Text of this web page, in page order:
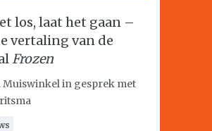
los, laat het gaan –
vertaling van de
Frozen
Muiswinkel in gesprek met